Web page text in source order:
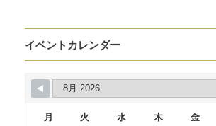
イベントカレンダー
月 火 水 木 金